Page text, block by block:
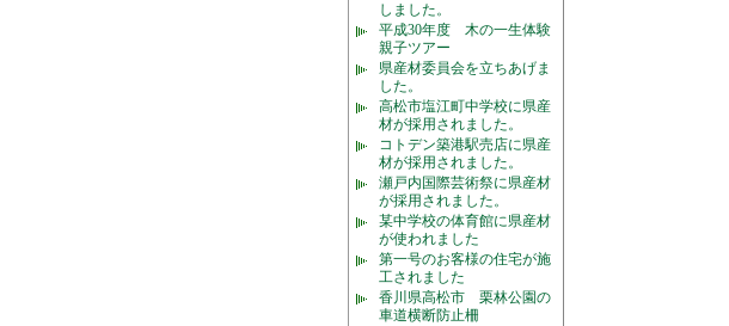
しました。
平成30年度 木の一生体験
親子ツアー
県産材委員会を立ちあげま
した。
高松市塩江町中学校に県産
材が採用されました。
コトデン築港駅売店に県産
材が採用されました。
瀬戸内国際芸術祭に県産材
が採用されました。
某中学校の体育館に県産材
が使われました
第一号のお客様の住宅が施
工されました
香川県高松市 栗林公園の
車道横断防止柵